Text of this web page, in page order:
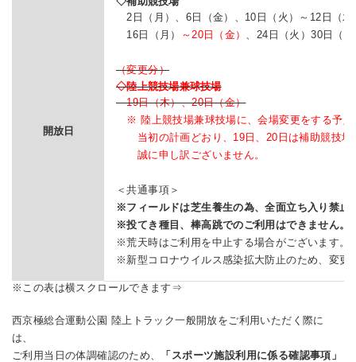
開放日
2日（月）、6日（金）、10日（火）～12日（木
16日（月）
～20日（金） 、24日（火）30日（
（変更分）
◇陸上競技場兼球技場
19日（木）、20日（金）
※ 陸上競技場兼球技場に、会場変更をする予定
当初の計画どおり、19日、20日は補助競技場
誠に申し訳ございません。
＜共通事項＞
※フィールドは芝生養生の為、全面立ち入り禁止
※投てき種目、棒高跳でのご利用はできません。
※荒天時はご利用を中止する場合がございます。
※新型コロナウイルス感染拡大防止のため、変更
西京極総合運動公園 陸上トラック一般開放をご利用いただく際に
は、
ご利用当日の体調確認のため、
「スポーツ施設利用に係る確認事項」